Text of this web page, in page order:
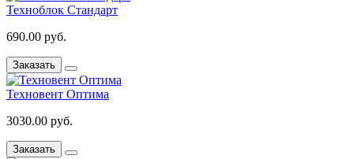
Техноблок Стандарт
690.00 руб.
Заказать
Техновент Оптима
3030.00 руб.
Заказать